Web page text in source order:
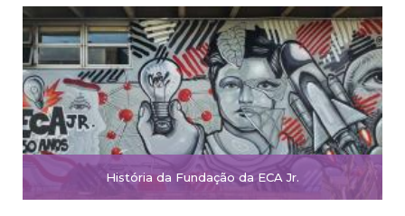
História da Fundação da ECA Jr.